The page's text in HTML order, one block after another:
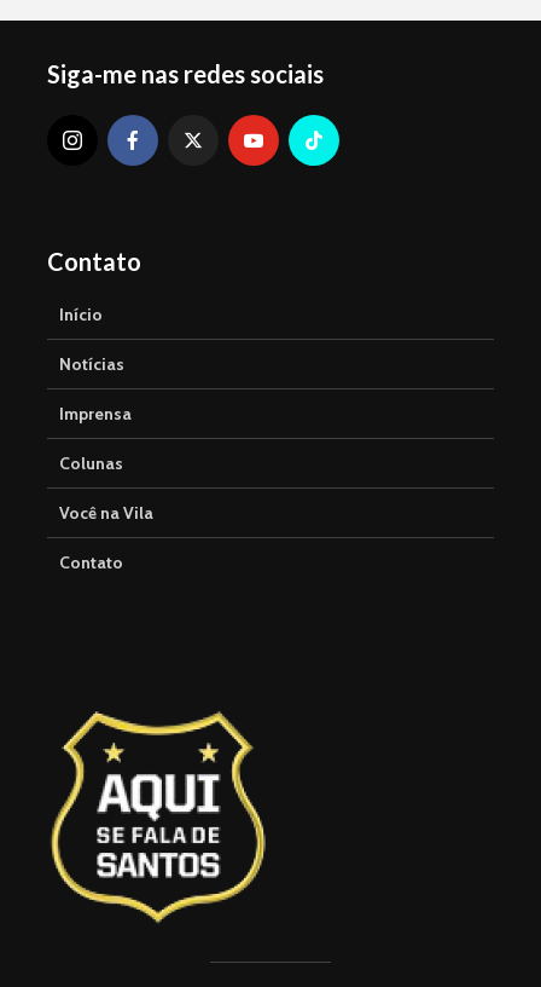
Siga-me nas redes sociais
Contato
Início
Notícias
Imprensa
Colunas
Você na Vila
Contato